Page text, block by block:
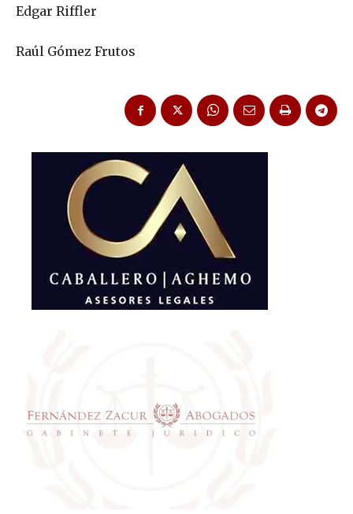
Edgar Riffler
Raúl Gómez Frutos